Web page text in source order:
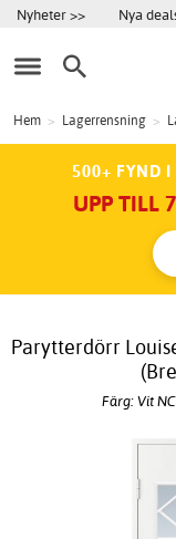
Nyheter >> Nya
Hem > Lagerrensning >
500+ FYND I
UPP TILL
Parytterdörr
Färg: Vit